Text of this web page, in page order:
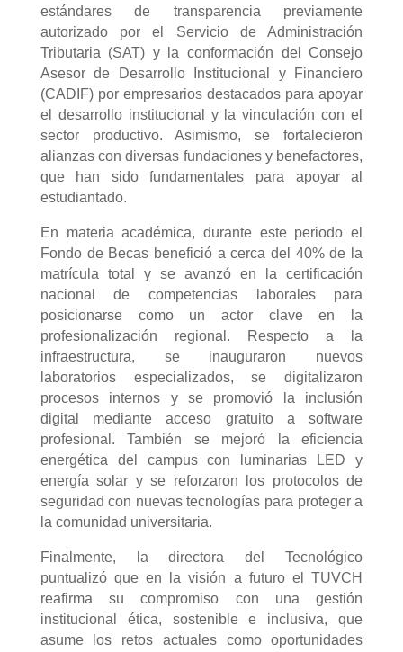
estándares de transparencia previamente
autorizado por el Servicio de Administración
Tributaria (SAT) y la conformación del Consejo
Asesor de Desarrollo Institucional y Financiero
(CADIF) por empresarios destacados para apoyar
el desarrollo institucional y la vinculación con el
sector productivo. Asimismo, se fortalecieron
alianzas con diversas fundaciones y benefactores,
que han sido fundamentales para apoyar al
estudiantado.
En materia académica, durante este periodo el
Fondo de Becas benefició a cerca del 40% de la
matrícula total y se avanzó en la certificación
nacional de competencias laborales para
posicionarse como un actor clave en la
profesionalización regional. Respecto a la
infraestructura, se inauguraron nuevos
laboratorios especializados, se digitalizaron
procesos internos y se promovió la inclusión
digital mediante acceso gratuito a software
profesional. También se mejoró la eficiencia
energética del campus con luminarias LED y
energía solar y se reforzaron los protocolos de
seguridad con nuevas tecnologías para proteger a
la comunidad universitaria.
Finalmente, la directora del Tecnológico
puntualizó que en la visión a futuro el TUVCH
reafirma su compromiso con una gestión
institucional ética, sostenible e inclusiva, que
asume los retos actuales como oportunidades